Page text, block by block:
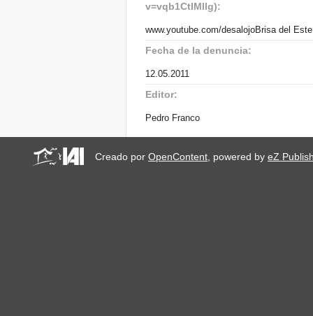
v=vqb1CtIMllg):
www.youtube.com/desalojoBrisa del Este
Fecha de la denuncia:
12.05.2011
Editor:
Pedro Franco
Creado porOpenContent , powered byeZ